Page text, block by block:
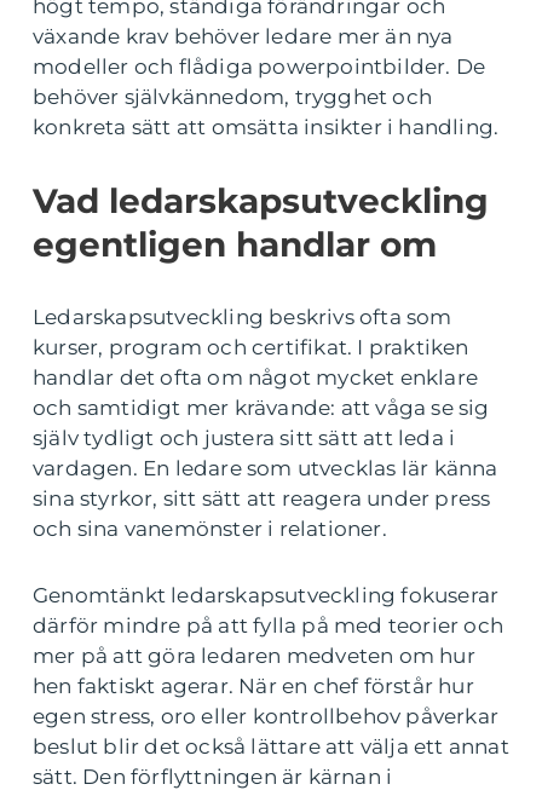
högt tempo, ständiga förändringar och
växande krav behöver ledare mer än nya
modeller och flådiga powerpointbilder. De
behöver självkännedom, trygghet och
konkreta sätt att omsätta insikter i handling.
Vad ledarskapsutveckling
egentligen handlar om
Ledarskapsutveckling beskrivs ofta som
kurser, program och certifikat. I praktiken
handlar det ofta om något mycket enklare
och samtidigt mer krävande: att våga se sig
själv tydligt och justera sitt sätt att leda i
vardagen. En ledare som utvecklas lär känna
sina styrkor, sitt sätt att reagera under press
och sina vanemönster i relationer.
Genomtänkt ledarskapsutveckling fokuserar
därför mindre på att fylla på med teorier och
mer på att göra ledaren medveten om hur
hen faktiskt agerar. När en chef förstår hur
egen stress, oro eller kontrollbehov påverkar
beslut blir det också lättare att välja ett annat
sätt. Den förflyttningen är kärnan i